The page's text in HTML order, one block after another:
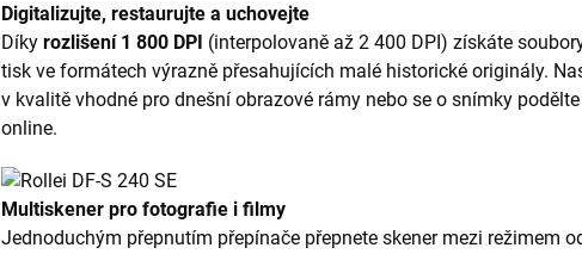
Digitalizujte, restaurujte a uchovejte
Díky rozlišení 1 800 DPI (interpolovaně až 2 400 DPI) získáte
tisk ve formátech výrazně přesahujících malé historické originály.
v kvalitě vhodné pro dnešní obrazové rámy nebo se o snímky
online.
Multiskener pro fotografie i filmy
Jednoduchým přepnutím přepínače přepnete skener mezi režimem